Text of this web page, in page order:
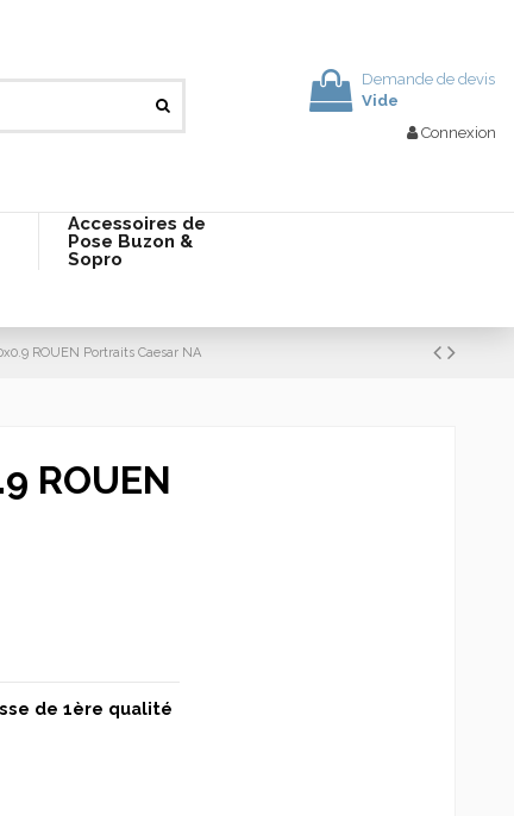
Demande de devis
Vide
Connexion
Accessoires de
Pose Buzon &
Sopro
ROUEN Portraits Caesar NA
ROUEN
de 1ère qualité